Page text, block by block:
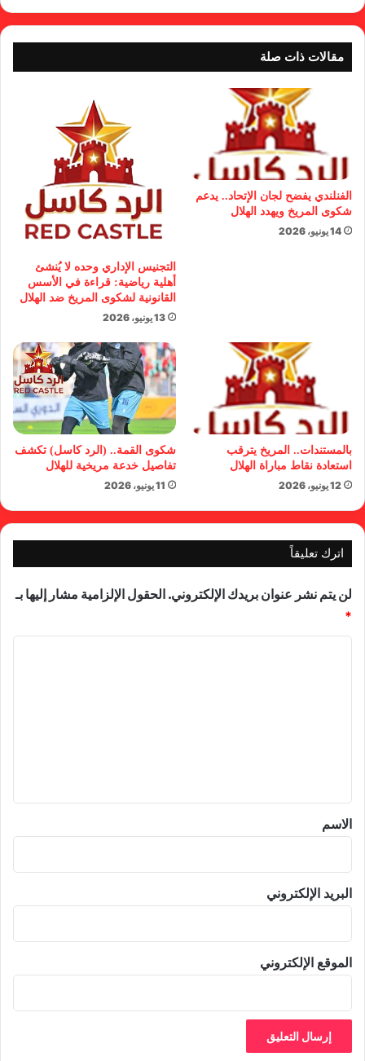
مقالات ذات صلة
الفنلندي يفضح لجان الإتحاد.. يدعم
شكوى المريخ ويهدد الهلال
14 يونيو، 2026
التجنيس الإداري وحده لا يُنشئ
أهلية رياضية: قراءة في الأسس
القانونية لشكوى المريخ ضد الهلال
13 يونيو، 2026
بالمستندات.. المريخ يترقب
استعادة نقاط مباراة الهلال
12 يونيو، 2026
شكوى القمة.. (الرد كاسل) تكشف
تفاصيل خدعة مريخية للهلال
11 يونيو، 2026
اترك تعليقاً
لن يتم نشر عنوان بريدك الإلكتروني. الحقول الإلزامية مشار إليها بـ
*
*
الاسم
البريد الإلكتروني
الموقع الإلكتروني